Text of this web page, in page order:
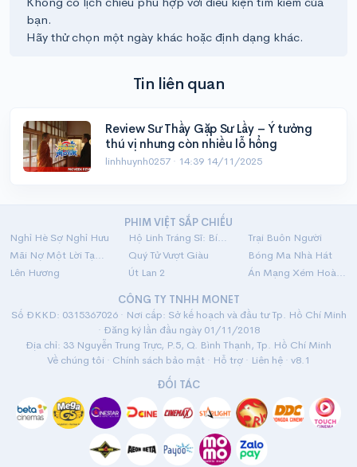
bạn.
Hãy thử chọn một ngày khác hoặc định dạng khác.
Tin liên quan
Review Sư Thầy Gặp Sư Lầy – Ý tưởng
thú vị nhưng còn nhiều lỗ hổng
linhhuynh0257 · 14:39 14/11/2025
PHIM VIỆT SẮP CHIẾU
Nghỉ Hè Sợ Nghỉ Hưu
Hộ Linh Tráng Sĩ: Bí Ẩn Mộ Vua Đinh
Trại Buôn Người
Mãi Nợ Một Lời Tạm Biệt
Quý Tử Vượt Giàu
Bóng Ma Nhà Hát
Lên Hương
Út Lan 2
Án Mạng Xém Hoàn Hảo
CÔNG TY TNHH MONET
Số ĐKKD: 0315367026 · Nơi cấp: Sở kế hoạch và đầu tư Tp. Hồ Chí Minh
· Đăng ký lần đầu ngày 01/11/2018
Địa chỉ: 33 Nguyễn Trung Trực, P.5, Q. Bình Thạnh, Tp. Hồ Chí Minh
Về chúng tôi · Chính sách bảo mật · Hỗ trợ · Liên hệ · v8.1
ĐỐI TÁC